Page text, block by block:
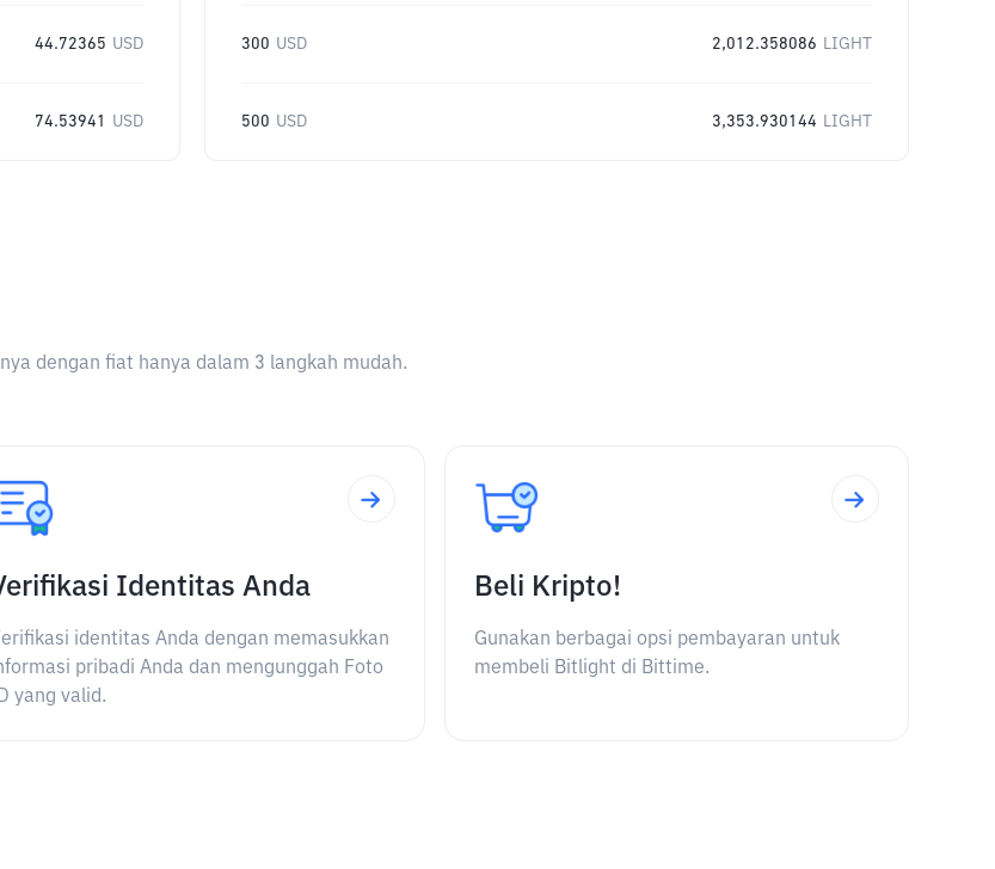
44.72365 USD
74.53941 USD
300 USD 2,012.358086 LIGHT
500 USD 3,353.930144 LIGHT
dengan fiat hanya dalam 3 langkah mudah.
Identitas Anda
identitas Anda dengan memasukkan
pribadi Anda dan mengunggah Foto
yang valid.
Beli Kripto!
Gunakan berbagai opsi pembayaran untuk
membeli Bitlight di Bittime.